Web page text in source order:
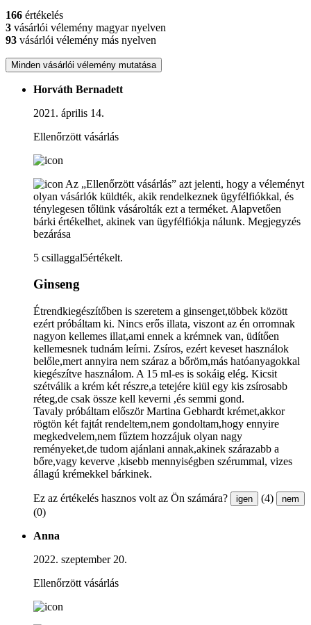
166 értékelés
3 vásárlói vélemény magyar nyelven
93 vásárlói vélemény más nyelven
Minden vásárlói vélemény mutatása
Horváth Bernadett
2021. április 14.
Ellenőrzött vásárlás
Az „Ellenőrzött vásárlás” azt jelenti, hogy a véleményt
olyan vásárlók küldték, akik rendelkeznek ügyfélfiókkal, és
ténylegesen tőlünk vásárolták ezt a terméket. Alapvetően
bárki értékelhet, akinek van ügyfélfiókja nálunk. Megjegyzés
bezárása
5 csillaggal5értékelt.
Ginseng
Étrendkiegészítőben is szeretem a ginsenget,többek között
ezért próbáltam ki. Nincs erős illata, viszont az én orromnak
nagyon kellemes illat,ami ennek a krémnek van, üdítően
kellemesnek tudnám leírni. Zsíros, ezért keveset használok
belőle,mert annyira nem száraz a bőröm,más hatóanyagokkal
kiegészítve használom. A 15 ml-es is sokáig elég. Kicsit
szétválik a krém két részre,a tetejére kiül egy kis zsírosabb
réteg,de csak össze kell keverni ,és semmi gond.
Tavaly próbáltam először Martina Gebhardt krémet,akkor
rögtön két fajtát rendeltem,nem gondoltam,hogy ennyire
megkedvelem,nem fűztem hozzájuk olyan nagy
reményeket,de tudom ajánlani annak,akinek szárazabb a
bőre,vagy keverve ,kisebb mennyiségben szérummal, vizes
állagú krémekkel bárkinek.
Ez az értékelés hasznos volt az Ön számára? igen (4) nem
(0)
Anna
2022. szeptember 20.
Ellenőrzött vásárlás